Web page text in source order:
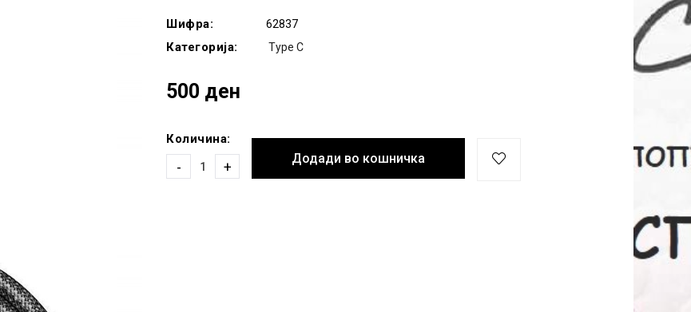
Шифра: 62837
Категорија: Type C
500 ден
Количина:
- +
Додади во кошничка